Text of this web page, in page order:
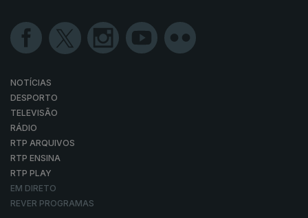
NOTÍCIAS
DESPORTO
TELEVISÃO
RÁDIO
RTP ARQUIVOS
RTP ENSINA
RTP PLAY
EM DIRETO
REVER PROGRAMAS